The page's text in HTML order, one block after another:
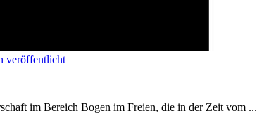
veröffentlicht
im Bereich Bogen im Freien, die in der Zeit vom ...